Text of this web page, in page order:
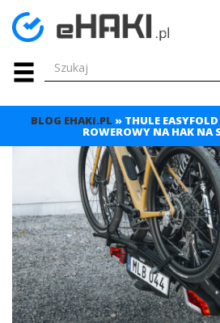
Menu
HAKI
BAGAŻNIKI
ROWEROWE
BOXY
BLOG EHAKI.PL » THULE
ROWEROWY NA HAK NA